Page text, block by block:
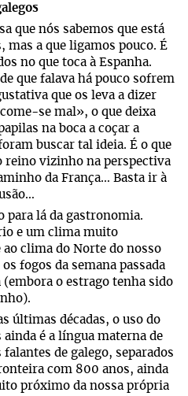
que nós sabemos que está
mas a que ligamos pouco. É
no que toca à Espanha.
que falava há pouco sofrem
que os leva a dizer
se mal», o que deixa
na boca a coçar a
buscar tal ideia. É o que
reino vizinho na perspectiva
da França… Basta ir à
para lá da gastronomia.
e um clima muito
clima do Norte do nosso
fogos da semana passada
o estrago tenha sido
últimas décadas, o uso do
é a língua materna de
de galego, separados
com 800 anos, ainda
próximo da nossa própria